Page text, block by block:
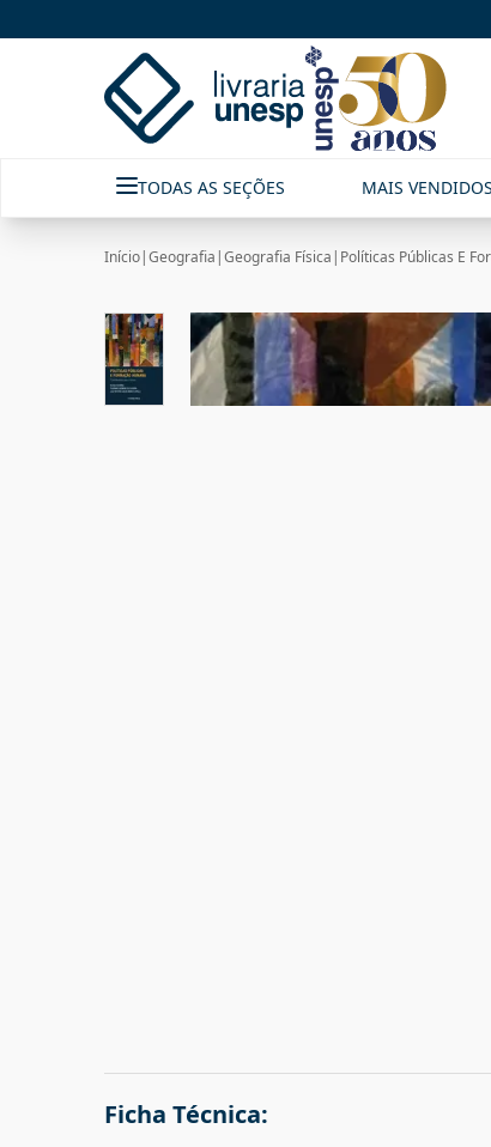
TODAS AS SEÇÕES MAIS VENDIDOS
Início|Geografia |Geografia Física | Políticas Públicas E
Ficha Técnica: